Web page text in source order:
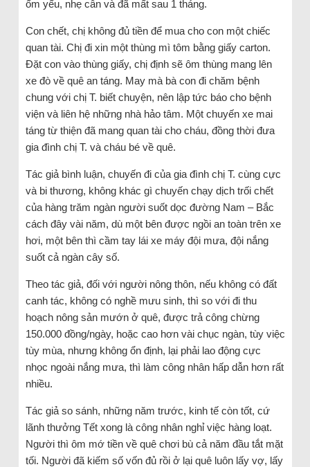
ốm yếu, nhẹ cân và đã mất sau 1 tháng.
Con chết, chị không đủ tiền để mua cho con một chiếc
quan tài. Chị đi xin một thùng mì tôm bằng giấy carton.
Đặt con vào thùng giấy, chị định sẽ ôm thùng mang lên
xe đò về quê an táng. May mà bà con đi chăm bệnh
chung với chị T. biết chuyện, nên lập tức báo cho bệnh
viện và liên hệ những nhà hảo tâm. Một chuyến xe mai
táng từ thiện đã mang quan tài cho cháu, đồng thời đưa
gia đình chị T. và cháu bé về quê.
Tác giả bình luận, chuyến đi của gia đình chị T. cùng cực
và bi thương, không khác gì chuyến chạy dịch trối chết
của hàng trăm ngàn người suốt dọc đường Nam – Bắc
cách đây vài năm, dù một bên được ngồi an toàn trên xe
hơi, một bên thì cầm tay lái xe máy đội mưa, đội nắng
suốt cả ngàn cây số.
Theo tác giả, đối với người nông thôn, nếu không có đất
canh tác, không có nghề mưu sinh, thì so với đi thu
hoạch nông sản mướn ở quê, được trả công chừng
150.000 đồng/ngày, hoặc cao hơn vài chục ngàn, tùy việc
tùy mùa, nhưng không ổn định, lại phải lao động cực
nhọc ngoài nắng mưa, thì làm công nhân hấp dẫn hơn rất
nhiều.
Tác giả so sánh, những năm trước, kinh tế còn tốt, cứ
lãnh thưởng Tết xong là công nhân nghỉ việc hàng loạt.
Người thì ôm mớ tiền về quê chơi bù cả năm đầu tắt mặt
tối. Người đã kiếm số vốn đủ rồi ở lại quê luôn lấy vợ, lấy